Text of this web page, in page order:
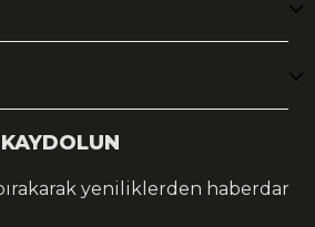
yeniliklerden haberdar